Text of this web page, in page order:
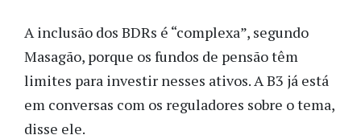
A inclusão dos BDRs é “complexa”, segundo
Masagão, porque os fundos de pensão têm
limites para investir nesses ativos. A B3 já está
em conversas com os reguladores sobre o tema,
disse ele.